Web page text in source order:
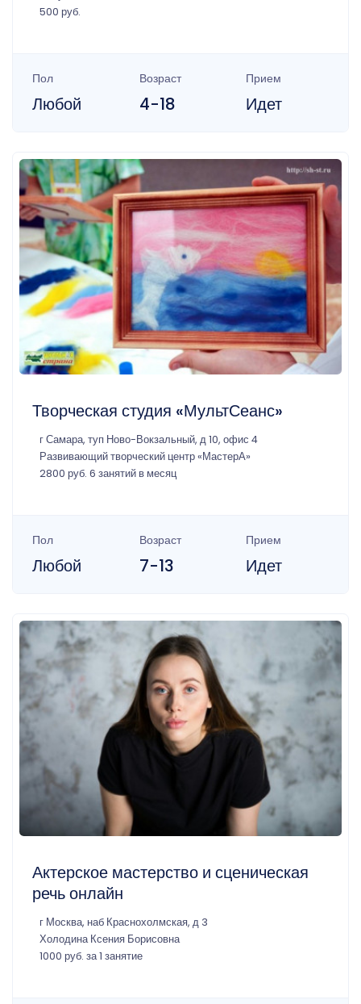
500 руб.
Пол
Любой
Возраст
4-18
Прием
Идет
Творческая студия «МультСеанс»
г Самара, туп Ново-Вокзальный, д 10, офис 4
Развивающий творческий центр «МастерА»
2800 руб. 6 занятий в месяц
Пол
Любой
Возраст
7-13
Прием
Идет
Актерское мастерство и сценическая
речь онлайн
г Москва, наб Краснохолмская, д 3
Холодина Ксения Борисовна
1000 руб. за 1 занятие